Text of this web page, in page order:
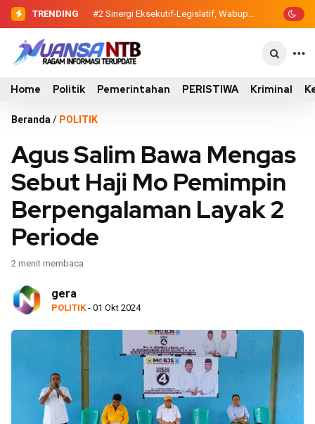
TRENDING #2 Sinergi Eksekutif-Legislatif,
Wabup Ansori Serahkan Tujuh Kontainer
#3 Dewan Pendidikan Temukan Kondisi
305 Siswa SDN Kanar Belajar di Tengah
Home Politik Pemerintahan PERISTIWA Kriminal
Beranda / POLITIK
Agus Salim Bawa Mengas
Sebut Haji Mo Pemimpin
Berpengalaman Layak 2
Periode
2 menit membaca
gera
POLITIK - 01 Okt 2024